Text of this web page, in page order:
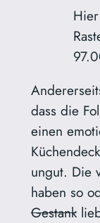
dass die
einen
ungut. Die
haben so
Gestank